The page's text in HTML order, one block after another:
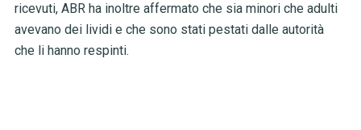
ricevuti, ABR ha inoltre affermato che sia minori che adulti
avevano dei lividi e che sono stati pestati dalle autorità
che li hanno respinti.